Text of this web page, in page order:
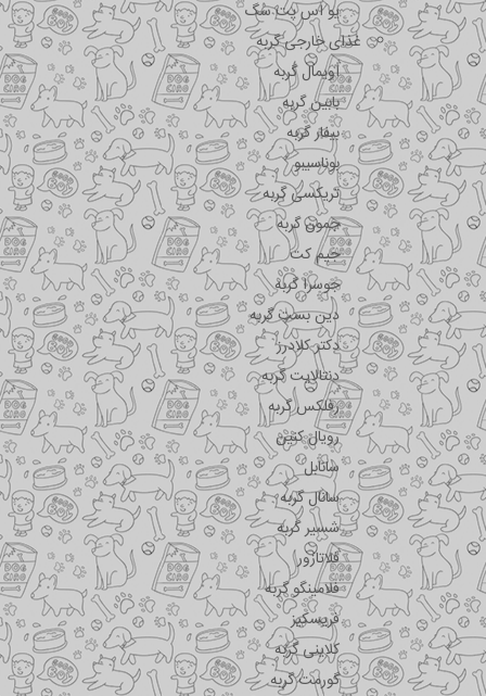
یو اس پت سگ
غذای خارجی گربه
اویمال گربه
بابین گربه
بیفار گربه
بوناسیبو
تریکسی گربه
جمون گربه
جیم کت
جوسرا گربه
دین بست گربه
دکتر کلادرز
دنتالایت گربه
رفلکس گربه
رویال کنین
سانابل
سانال گربه
شسیر گربه
فلاتازور
فلامینگو گربه
فریسکیز
کلاینی گربه
گورمت گربه